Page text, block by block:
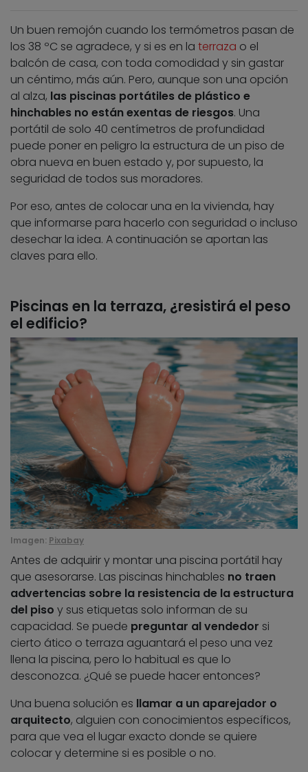
Un buen remojón cuando los termómetros pasan de
los 38 ºC se agradece, y si es en la terraza o el
balcón de casa, con toda comodidad y sin gastar
un céntimo, más aún. Pero, aunque son una opción
al alza, las piscinas portátiles de plástico e
hinchables no están exentas de riesgos. Una
portátil de solo 40 centímetros de profundidad
puede poner en peligro la estructura de un piso de
obra nueva en buen estado y, por supuesto, la
seguridad de todos sus moradores.
Por eso, antes de colocar una en la vivienda, hay
que informarse para hacerlo con seguridad o incluso
desechar la idea. A continuación se aportan las
claves para ello.
Piscinas en la terraza, ¿resistirá el peso
el edificio?
Imagen: Pixabay
Antes de adquirir y montar una piscina portátil hay
que asesorarse. Las piscinas hinchables no traen
advertencias sobre la resistencia de la estructura
del piso y sus etiquetas solo informan de su
capacidad. Se puede preguntar al vendedor si
cierto ático o terraza aguantará el peso una vez
llena la piscina, pero lo habitual es que lo
desconozca. ¿Qué se puede hacer entonces?
Una buena solución es llamar a un aparejador o
arquitecto, alguien con conocimientos específicos,
para que vea el lugar exacto donde se quiere
colocar y determine si es posible o no.